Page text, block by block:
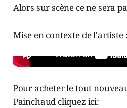
Alors sur scène ce ne sera
Mise en contexte de l'artiste :
Pour acheter le tout
Painchaud cliquez ici: